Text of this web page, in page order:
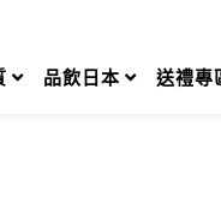
品飲日本 送禮專